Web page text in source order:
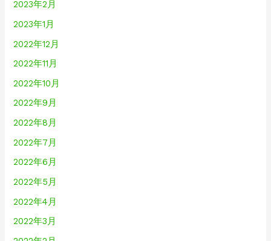
2023年2月
2023年1月
2022年12月
2022年11月
2022年10月
2022年9月
2022年8月
2022年7月
2022年6月
2022年5月
2022年4月
2022年3月